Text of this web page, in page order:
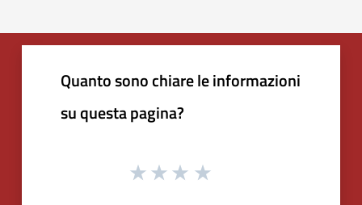
Quanto sono chiare le informazioni
su questa pagina?